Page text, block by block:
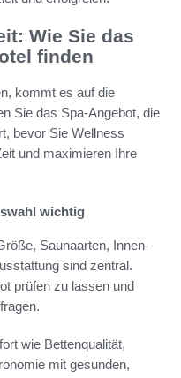
Wie Sie das
finden
kommt es auf die
Sie das Spa-Angebot, die
bevor Sie Wellness
und maximieren Ihre
wichtig
Saunaarten, Innen-
sind zentral.
prüfen zu lassen und
wie Bettenqualität,
mit gesunden,